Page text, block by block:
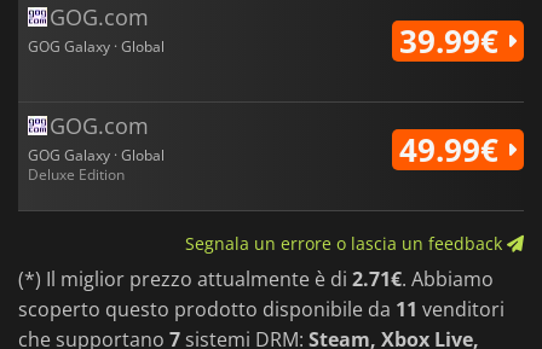
GOG.com
GOG Galaxy · Global 39.99€
GOG.com
GOG Galaxy · Global
Deluxe Edition
49.99€
Segnala un errore o lascia un feedback
(*) Il miglior prezzo attualmente è di 2.71€. Abbiamo
scoperto questo prodotto disponibile da 11 venditori
che supportano 7 sistemi DRM: Steam, Xbox Live,